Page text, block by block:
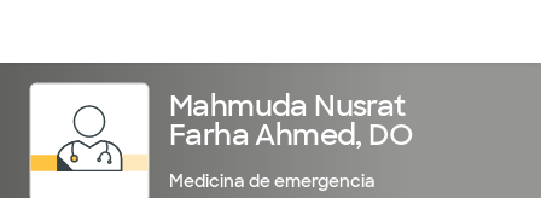
Mahmuda Nusrat
Farha Ahmed, DO
Medicina de emergencia